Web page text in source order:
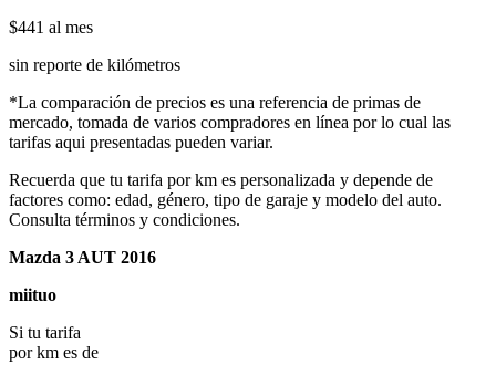
$441 al mes
sin reporte de kilómetros
*La comparación de precios es una referencia de primas de
mercado, tomada de varios compradores en línea por lo cual las
tarifas aqui presentadas pueden variar.
Recuerda que tu tarifa por km es personalizada y depende de
factores como: edad, género, tipo de garaje y modelo del auto.
Consulta términos y condiciones.
Mazda 3 AUT 2016
miituo
Si tu tarifa
por km es de